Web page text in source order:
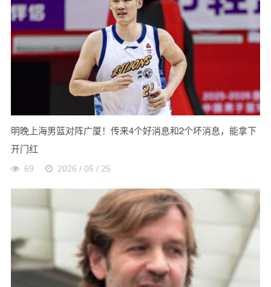
明晚上海男篮对阵广厦！传来4个好消息和2个坏消息，能拿下
开门红
69 2026 / 05 / 25